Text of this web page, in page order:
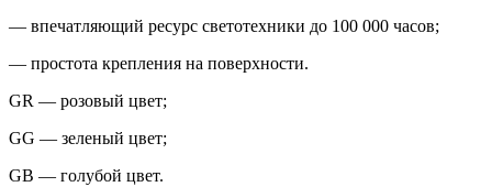
— впечатляющий ресурс светотехники до 100 000 часов;
— простота крепления на поверхности.
GR — розовый цвет;
GG — зеленый цвет;
GB — голубой цвет.